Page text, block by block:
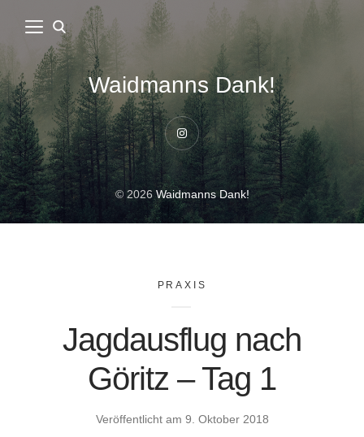
Waidmanns Dank!
Instagram
© 2026Waidmanns Dank!
PRAXIS
Jagdausflug nach
Göritz – Tag 1
Veröffentlicht am 9. Oktober 2018